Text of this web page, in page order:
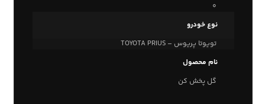
۰
نوع خودرو
تویوتا پریوس – TOYOTA PRIUS
نام محصول
گل پخش کن